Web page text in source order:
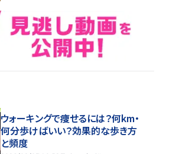
ウォーキングで痩せるには？何km・
何分歩けばいい？効果的な歩き方
と頻度